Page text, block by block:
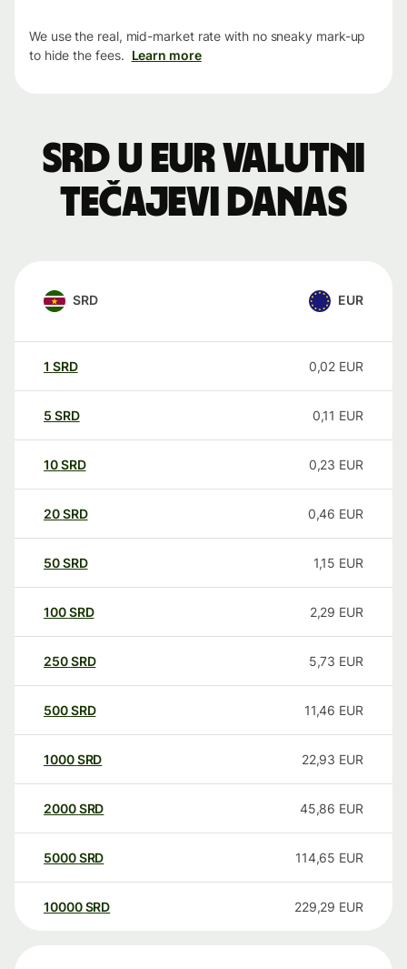
We use the real, mid-market rate with no sneaky mark-up
to hide the fees. Learn more
SRD u EUR valutni
tečajevi danas
SRD EUR
1 SRD 0,02 EUR
5 SRD 0,11 EUR
10SRD 0,23 EUR
20SRD 0,46 EUR
50SRD 1,15 EUR
100SRD 2,29 EUR
250SRD 5,73 EUR
500SRD 11,46 EUR
1000SRD 22,93 EUR
2000SRD 45,86 EUR
5000SRD 114,65 EUR
10000 SRD 229,29 EUR